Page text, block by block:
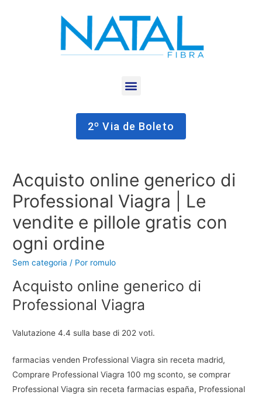
2º Via de Boleto
Acquisto online generico di
Professional Viagra | Le
vendite e pillole gratis con
ogni ordine
Sem categoria / Por romulo
Acquisto online generico di
Professional Viagra
Valutazione4.4 sulla base di 202 voti.
farmacias venden Professional Viagra sin receta madrid,
Comprare Professional Viagra 100 mg sconto, se comprar
Professional Viagra sin receta farmacias españa, Professional